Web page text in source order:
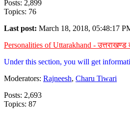
Posts: 2,899
Topics: 76
Last post: March 18, 2018, 05:48:17
Personalities of Uttarakhand - उत्तराखण्ड
Under this section, you will get
Moderators: Rajneesh, Charu Tiwari
Posts: 2,693
Topics: 87